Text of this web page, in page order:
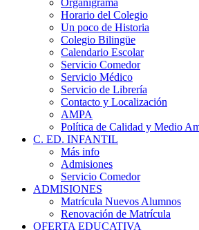
Organigrama
Horario del Colegio
Un poco de Historia
Colegio Bilingüe
Calendario Escolar
Servicio Comedor
Servicio Médico
Servicio de Librería
Contacto y Localización
AMPA
Política de Calidad y Medio
C. ED. INFANTIL
Más info
Admisiones
Servicio Comedor
ADMISIONES
Matrícula Nuevos Alumnos
Renovación de Matrícula
OFERTA EDUCATIVA